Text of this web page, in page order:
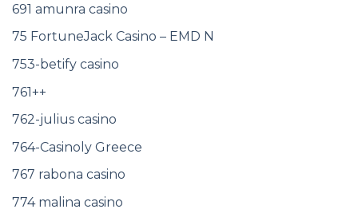
691 amunra casino
75 FortuneJack Casino – EMD N
753-betify casino
761++
762-julius casino
764-Casinoly Greece
767 rabona casino
774 malina casino